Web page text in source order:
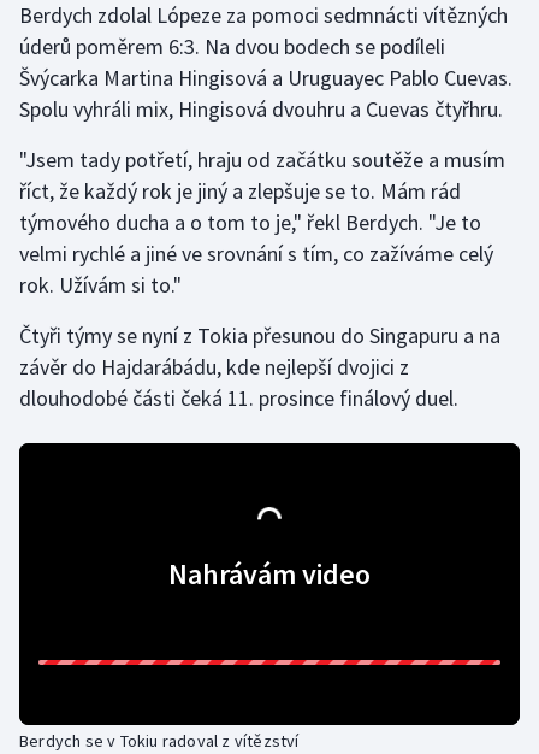
Futsal
Golf
Gymnastika
Házená
Jezdectví
Judo
Krasobruslení
Olympijské hry
Parasport
Berdych zdolal Lópeze za pomoci sedmnácti vítězných
úderů poměrem 6:3. Na dvou bodech se podíleli
Švýcarka Martina Hingisová a Uruguayec Pablo Cuevas.
Spolu vyhráli mix, Hingisová dvouhru a Cuevas čtyřhru.
"Jsem tady potřetí, hraju od začátku soutěže a musím
říct, že každý rok je jiný a zlepšuje se to. Mám rád
týmového ducha a o tom to je," řekl Berdych. "Je to
velmi rychlé a jiné ve srovnání s tím, co zažíváme celý
rok. Užívám si to."
Čtyři týmy se nyní z Tokia přesunou do Singapuru a na
závěr do Hajdarábádu, kde nejlepší dvojici z
dlouhodobé části čeká 11. prosince finálový duel.
Nahrávám video
Berdych se v Tokiu radoval z vítězství